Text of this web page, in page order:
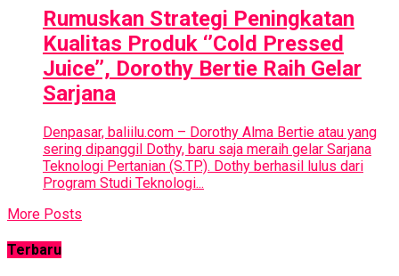
Rumuskan Strategi Peningkatan
Kualitas Produk ‘’Cold Pressed
Juice’’, Dorothy Bertie Raih Gelar
Sarjana
Denpasar, baliilu.com – Dorothy Alma Bertie atau yang
sering dipanggil Dothy, baru saja meraih gelar Sarjana
Teknologi Pertanian (S.TP.). Dothy berhasil lulus dari
Program Studi Teknologi...
More Posts
Terbaru